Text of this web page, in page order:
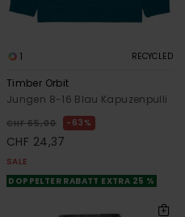
1 RECYCLED
Timber Orbit
Jungen 8-16 Blau Kapuzenpulli
CHF 65,00 63%
CHF 24,37
SALE
DOPPELTER RABATT EXTRA 25 %